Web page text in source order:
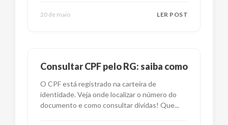
20 de maio LER POST
Consultar CPF pelo RG: saiba como
O CPF está registrado na carteira de
identidade. Veja onde localizar o número do
documento e como consultar dívidas! Que...